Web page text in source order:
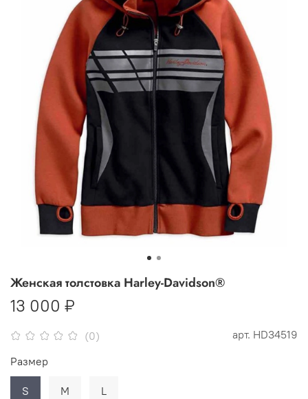
(0) арт. HD34519
Женская толстовка Harley-Davidson®
13 000 ₽
Размер
S M L